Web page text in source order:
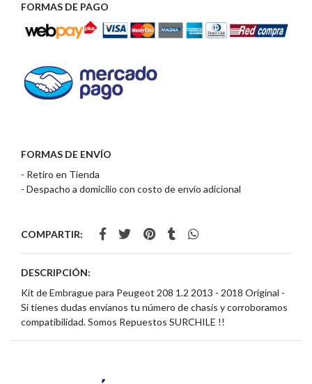
FORMAS DE PAGO
FORMAS DE ENVÍO
- Retiro en Tienda
- Despacho a domicilio con costo de envío adicional
COMPARTIR:
DESCRIPCIÓN:
Kit de Embrague para Peugeot 208 1.2 2013 - 2018 Original -
Si tienes dudas envíanos tu número de chasis y corroboramos
compatibilidad. Somos Repuestos SURCHILE !!